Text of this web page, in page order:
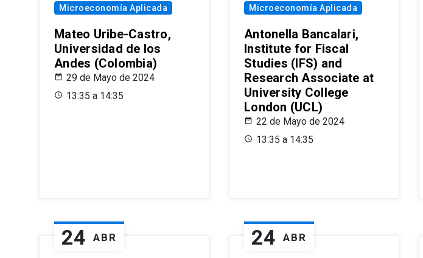
Microeconomía Aplicada
Mateo Uribe-Castro,
Universidad de los
Andes (Colombia)
29 de Mayo de 2024
13:35 a 14:35
Microeconomía Aplicada
Antonella Bancalari,
Institute for Fiscal
Studies (IFS) and
Research Associate at
University College
London (UCL)
22 de Mayo de 2024
13:35 a 14:35
24 ABR 24 ABR